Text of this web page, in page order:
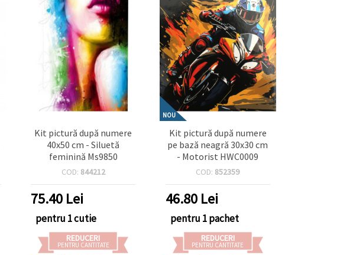
Kit pictură după numere
40x50 cm - Siluetă
feminină Ms9850
COD: 844212
75.40 Lei
pentru 1 cutie
REDUCERI
PENTRU CANTITATE
NOU
Kit pictură după numere
pe bază neagră 30x30 cm
- Motorist HWC0009
COD: 852359
46.80Lei
pentru 1 pachet
REDUCERI
PENTRU CANTITATE